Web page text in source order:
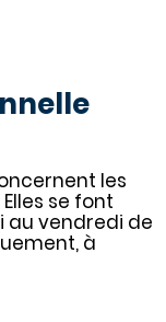
les
se font
au vendredi de
à